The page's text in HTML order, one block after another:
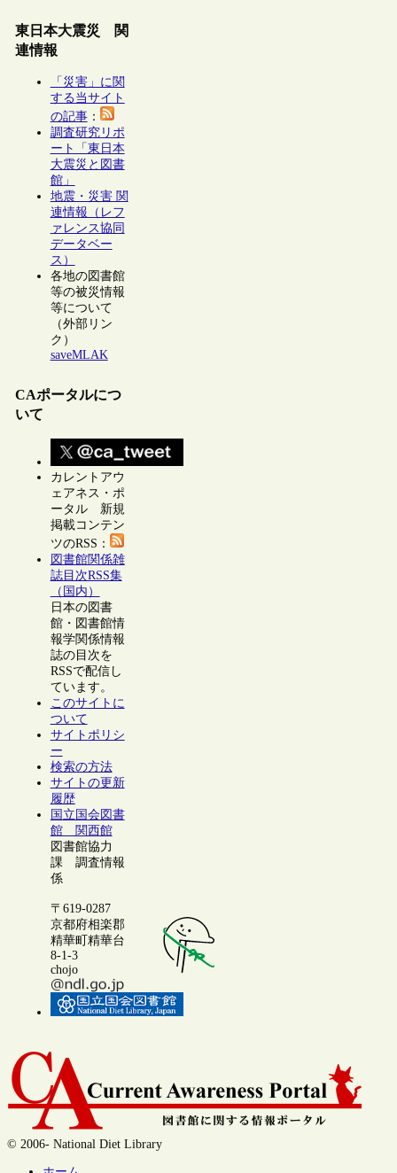
東日本大震災 関
連情報
「災害」に関
する当サイト
の記事：
調査研究リポ
ート「東日本
大震災と図書
館」
地震・災害 関
連情報（レフ
ァレンス協同
データベー
ス）
各地の図書館
等の被災情報
等について
（外部リン
ク）
saveMLAK
CAポータルにつ
いて
カレントアウ
ェアネス・ポ
ータル 新規
掲載コンテン
ツのRSS：
図書館関係雑
誌目次RSS集
（国内）
日本の図書
館・図書館情
報学関係情報
誌の目次を
RSSで配信し
ています。
このサイトに
ついて
サイトポリシ
ー
検索の方法
サイトの更新
履歴
国立国会図書
館 関西館
図書館協力
課 調査情報
係
〒619-0287
京都府相楽郡
精華町精華台
8-1-3
chojo
© 2006- National Diet Library